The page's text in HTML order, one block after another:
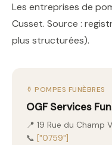
Les entreprises de
Cusset. Source :
plus structurées).
⚱️ POMPES FUNÈBRES
OGF Services
📍 19 Rue du
📞 ["0759"]